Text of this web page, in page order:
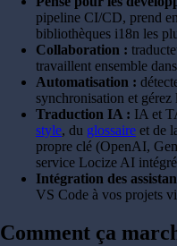
pipeline CI/CD, prend
bibliothèques i18n les
Collaboration :
travaillent ensemble
Automatisation :
synchronisation et gérez
Traduction IA : IA et
style, du glossaire et de
propre clé (OpenAI,
service Locize AI
Intégration des
VS Code à vos projets
Comment ça